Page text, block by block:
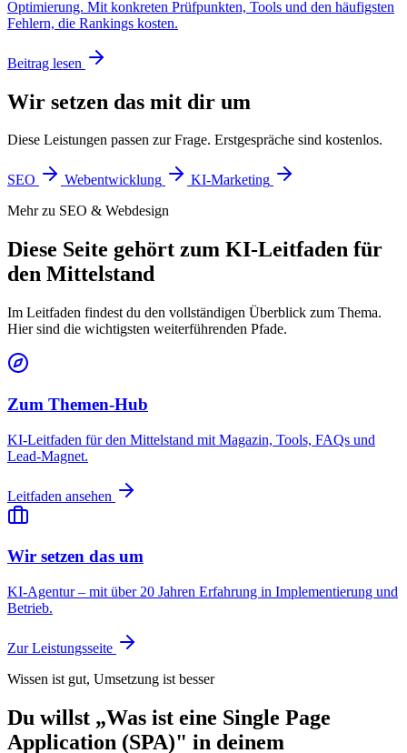
Optimierung. Mit konkreten Prüfpunkten, Tools und den häufigsten
Fehlern, die Rankings kosten.
Beitrag lesen
Wir setzen das mit dir um
Diese Leistungen passen zur Frage. Erstgespräche sind kostenlos.
SEO Webentwicklung
KI-Marketing
Mehr zu SEO & Webdesign
Diese Seite gehört zum KI-Leitfaden für
den Mittelstand
Im Leitfaden findest du den vollständigen Überblick zum Thema.
Hier sind die wichtigsten weiterführenden Pfade.
Zum Themen-Hub
KI-Leitfaden für den Mittelstand mit Magazin, Tools, FAQs und
Lead-Magnet.
Leitfaden ansehen
Wir setzen das um
KI-Agentur – mit über 20 Jahren Erfahrung in Implementierung und
Betrieb.
Zur Leistungsseite
Wissen ist gut, Umsetzung ist besser
Du willst „Was ist eine Single Page
Application (SPA)" in deinem